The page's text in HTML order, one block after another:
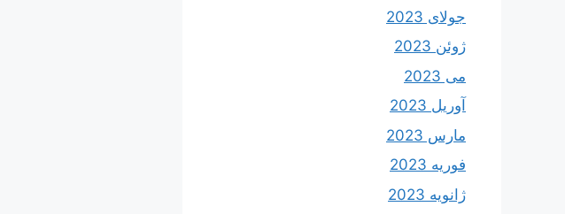
جولای 2023
ژوئن 2023
می 2023
آوریل 2023
مارس 2023
فوریه 2023
ژانویه 2023